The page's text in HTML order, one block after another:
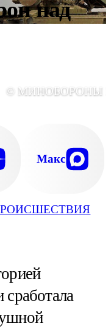
над
© МИНОБОРОНЫ
Макс
сработала